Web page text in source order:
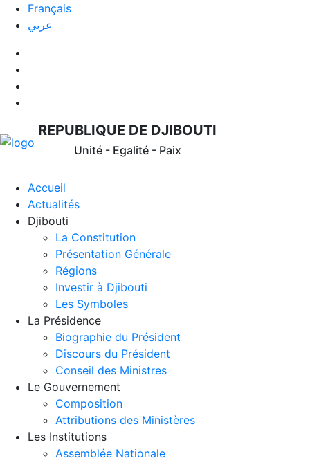
Français
عربي
REPUBLIQUE DE DJIBOUTI
Unité - Egalité - Paix
Accueil
Actualités
Djibouti
La Constitution
Présentation Générale
Régions
Investir à Djibouti
Les Symboles
La Présidence
Biographie du Président
Discours du Président
Conseil des Ministres
Le Gouvernement
Composition
Attributions des Ministères
Les Institutions
Assemblée Nationale